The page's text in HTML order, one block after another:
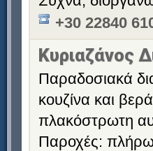
+30 22840
Κυριαζάνος
Παραδοσιακά
κουζίνα και
πλακόστρωτη
Παροχές: